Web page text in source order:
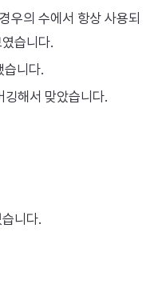
우의 수에서 항상 사용되
습니다.
습니다.
깅해서 맞았습니다.
니다.